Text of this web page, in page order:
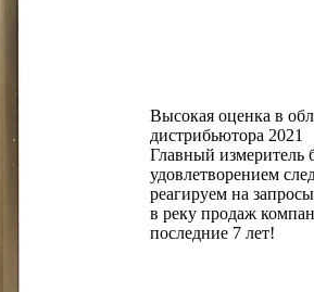
Высокая оценка в
дистрибьютора 2021
Главный измеритель
удовлетворением
реагируем на
в реку продаж
последние 7 лет!